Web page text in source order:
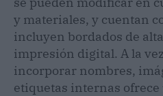
y materiales, y cuentan
incluyen bordados de
impresión digital. A la
incorporar nombres,
etiquetas internas